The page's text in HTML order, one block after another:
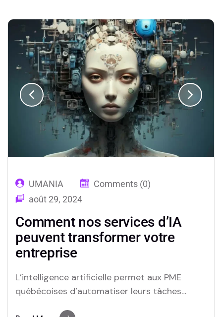
UMANIA
Comments (0)
août 29, 2024
Comment nos services d’IA
peuvent transformer votre
entreprise
L’intelligence artificielle permet aux PME
québécoises d’automatiser leurs tâches